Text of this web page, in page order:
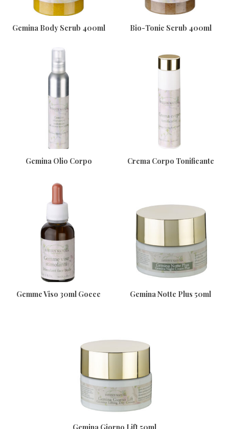
Gemina Body Scrub 400ml Bio-Tonic Scrub 400ml
Gemina Olio Corpo
Crema Corpo Tonificante
Gemme Viso 30ml Gocce
Gemina Notte Plus 50ml